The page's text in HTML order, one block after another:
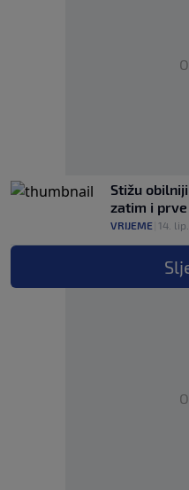
Stižu
zatim i
VRIJEME 14. lip.